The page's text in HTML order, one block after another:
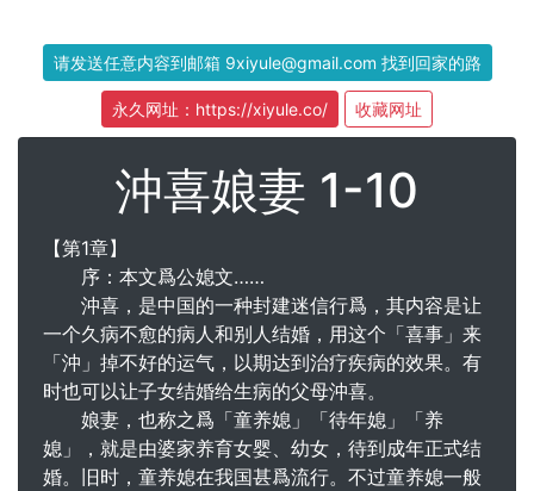
请发送任意内容到邮箱 9xiyule@gmail.com 找到回家的路
永久网址：https://xiyule.co/ 收藏网址
沖喜娘妻 1-10
【第1章】
序：本文爲公媳文……
沖喜，是中国的一种封建迷信行爲，其内容是让
一个久病不愈的病人和别人结婚，用这个「喜事」来
「沖」掉不好的运气，以期达到治疗疾病的效果。有
时也可以让子女结婚给生病的父母沖喜。
娘妻，也称之爲「童养媳」「待年媳」「养
媳」，就是由婆家养育女婴、幼女，待到成年正式结
婚。旧时，童养媳在我国甚爲流行。不过童养媳一般